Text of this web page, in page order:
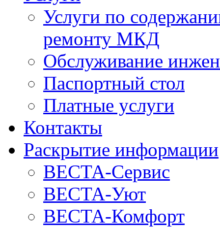
Услуги по
ремонту МКД
Обслуживание
Паспортный стол
Платные услуги
Контакты
Раскрытие информации
ВЕСТА-Сервис
ВЕСТА-Уют
ВЕСТА-Комфорт